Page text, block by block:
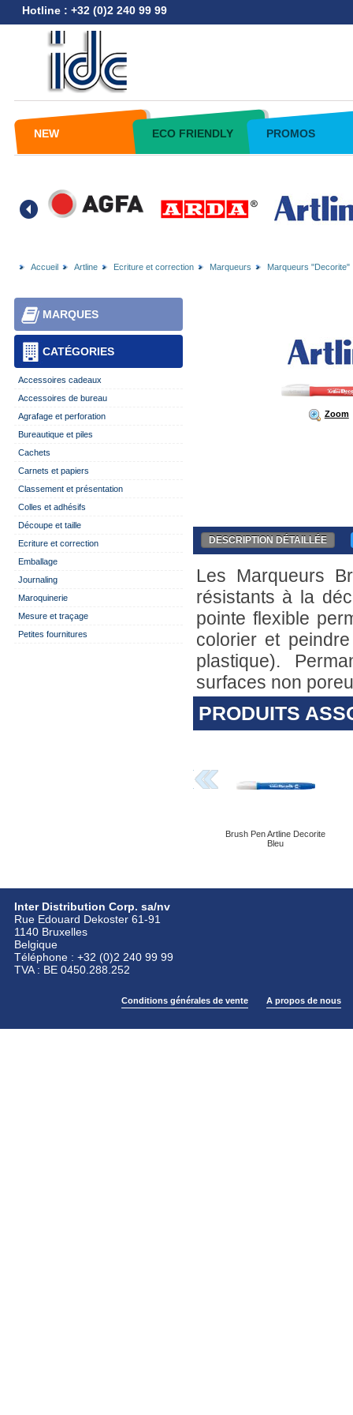
Hotline : +32 (0)2 240 99 99
NEW ECO FRIENDLY PROMOS
Accueil Artline Ecriture et correction Marqueurs Marqueurs "Decorite"
CATÉGORIES
MARQUES
Accessoires cadeaux
Accessoires de bureau
Agrafage et perforation
Bureautique et piles
Cachets
Carnets et papiers
Classement et présentation
Colles et adhésifs
Découpe et taille
Ecriture et correction
Emballage
Journaling
Maroquinerie
Mesure et traçage
Petites fournitures
Zoom
DESCRIPTION DÉTAILLÉE
Les Marqueurs
résistants à la
pointe flexible
colorier et
plastique).
surfaces non
PRODUITS
Brush Pen Artline Decorite
Bleu
Inter Distribution Corp. sa/nv
Rue Edouard Dekoster 61-91
1140 Bruxelles
Belgique
Téléphone : +32 (0)2 240 99 99
TVA : BE 0450.288.252
Conditions générales de vente A propos de nous